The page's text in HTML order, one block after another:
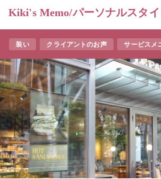
Kiki's Memo/パーソナルスタ
装い クライアントのお声 サービスメ